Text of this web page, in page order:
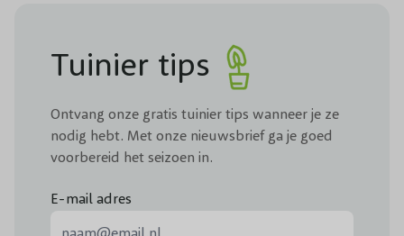
Tuinier tips
Ontvang onze gratis tuinier tips wanneer je ze
nodig hebt. Met onze nieuwsbrief ga je goed
voorbereid het seizoen in.
E-mail adres